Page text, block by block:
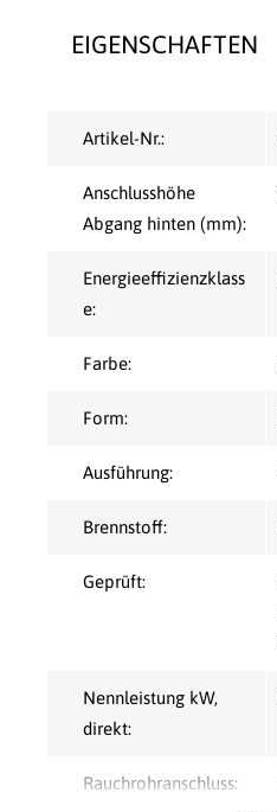
EIGENSCHAFTEN
Artikel-Nr.:
Anschlusshöhe
Abgang hinten (mm):
Energieeffizienzklass
e:
Farbe:
Form:
Ausführung:
Brennstoff:
Geprüft:
Nennleistung kW,
direkt:
Rauchrohranschluss: